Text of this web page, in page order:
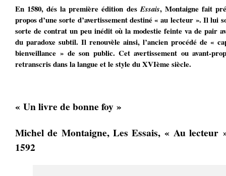
En 1580, dés la première édition desEssais, Montaigne fait
propos d’une sorte d’avertissement destiné « au lecteur ». Il lui
sorte de contrat un peu inédit où la modestie feinte va de pair
du paradoxe subtil. Il renouvèle ainsi, l’ancien procédé de «
bienveillance » de son public. Cet avertissement ou avant-
retranscris dans la langue et le style du XVIème siècle.
« Un livre de bonne foy »
Michel de Montaigne, Les Essais, « Au lecteur
1592